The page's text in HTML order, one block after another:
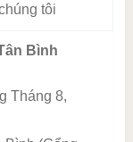
tôi
Bình
Tháng 8,